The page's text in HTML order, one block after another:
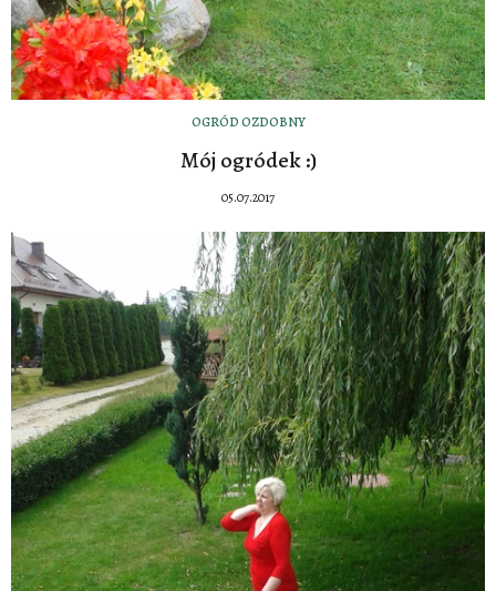
OGRÓD OZDOBNY
Mój ogródek :)
05.07.2017